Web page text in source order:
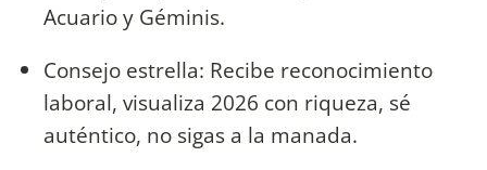
Acuario y Géminis.
Consejo estrella: Recibe reconocimiento
laboral, visualiza 2026 con riqueza, sé
auténtico, no sigas a la manada.